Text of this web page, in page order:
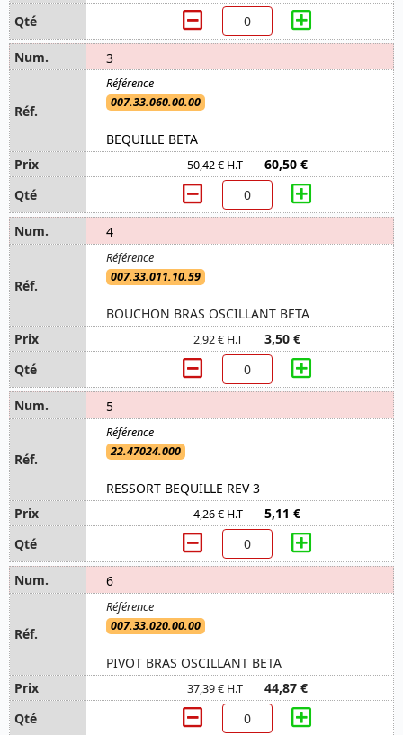
3
007.33.060.00.00
BEQUILLE BETA
50,42 € H.T 60,50 €
4
007.33.011.10.59
BOUCHON BRAS OSCILLANT BETA
2,92 € H.T 3,50 €
5
22.47024.000
RESSORT BEQUILLE REV 3
4,26 € H.T 5,11 €
6
007.33.020.00.00
PIVOT BRAS OSCILLANT BETA
37,39 € H.T 44,87 €